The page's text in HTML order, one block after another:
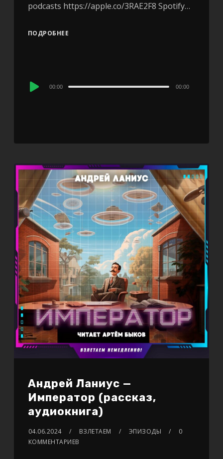
podcasts https://apple.co/3RAE2F8 Spotify…
ПОДРОБНЕЕ
Audio
00:00 00:00
Андрей Ланиус —
Император (рассказ,
аудиокнига)
04.06.2024 ВЗЛЕТАЕМ ЭПИЗОДЫ
0
КОММЕНТАРИЕВ